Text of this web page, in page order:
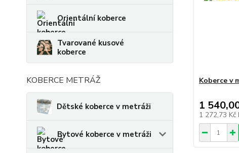
Orientální koberce
Tvarované kusové
koberce
KOBERCE METRÁŽ
Dětské koberce v metráži
Bytové koberce v metráži
Koberce v
1
1 272,73 Kč